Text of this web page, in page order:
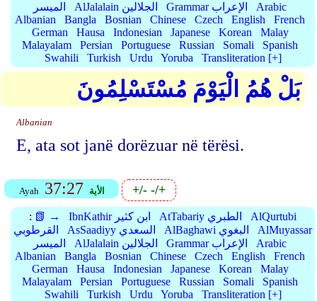
الميسر
AlJalalain الجلالين Grammar الإعراب
Arabic
Albanian
Bangla Bosnian Chinese Czech English
French
German
Hausa Indonesian Japanese Korean
Malay
Malayalam
Persian Portuguese Russian Somali
Spanish
Swahili
Turkish Urdu Yoruba Transliteration [+]
بَلْ هُمُ الْيَوْمَ مُسْتَسْلِمُونَ
Albanian
E, ata sot janë dorëzuar në tërësi.
Ayah 37:27 الأية +/--/+
: 📗 → IbnKathir ابن كثير AtTabariy الطبري
AlQurtubi
القرطوبي
AsSaadiyy السعدي AlBaghawi البغوي
AlMuyassar
الميسر
AlJalalain الجلالين Grammar الإعراب
Arabic
Albanian
Bangla Bosnian Chinese Czech English
French
German
Hausa Indonesian Japanese Korean
Malay
Malayalam
Persian Portuguese Russian Somali
Spanish
Swahili
Turkish Urdu Yoruba Transliteration [+]